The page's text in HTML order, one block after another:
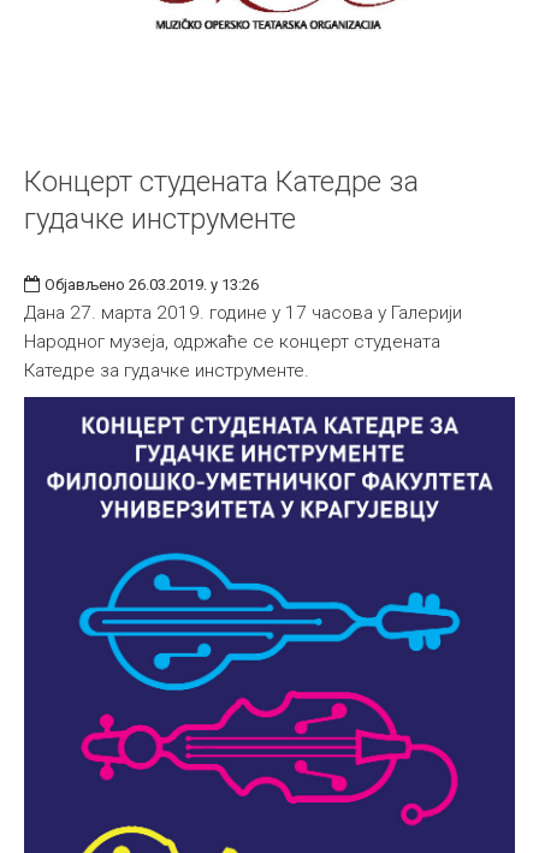
Концерт студената Катедре за
гудачке инструменте
Објављено 26.03.2019. у 13:26
Дана 27. марта 2019. године у 17 часова у Галерији
Народног музеја, одржаће се концерт студената
Катедре за гудачке инструменте.